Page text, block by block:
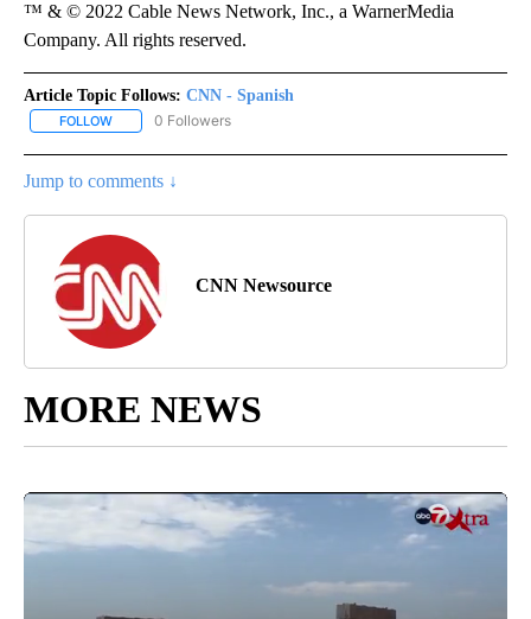
™ & © 2022 Cable News Network, Inc., a WarnerMedia
Company. All rights reserved.
Article Topic Follows: CNN - Spanish
FOLLOW FOLLOW "CNN - SPANISH" TO RECEIVE NOTIFICATIONS ABOUT
0 Followers
Jump to comments ↓
CNN Newsource
MORE NEWS